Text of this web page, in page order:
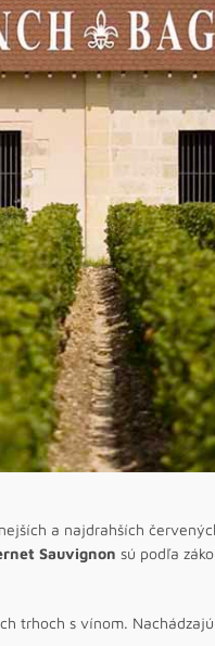
a najdrahších
Sauvignon sú podľa
trhoch s vínom.